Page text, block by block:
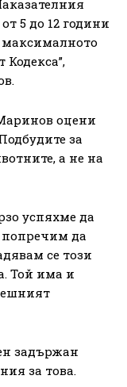
5 до 12 години
максималното
Кодекса”,
оцени
за
а не на
успяхме да
попречим да
се този
Той има и
задържан
за това.